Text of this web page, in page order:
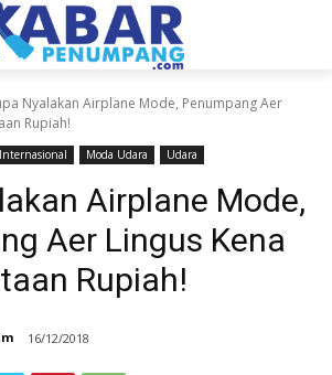
Nyalakan Airplane Mode, Penumpang Aer
Rupiah!
Internasional Moda Udara Udara
Airplane Mode,
Aer Lingus Kena
Rupiah!
16/12/2018